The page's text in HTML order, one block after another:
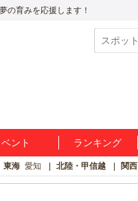
の育みを応援します！
ント ランキング
東海 愛知 北陸・甲信越 関西